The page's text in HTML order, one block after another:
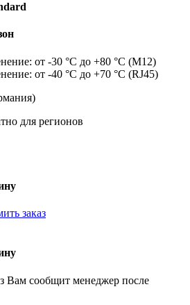
от -30 °C до +80 °C (M12)
от -40 °C до +70 °C (RJ45)
для регионов
заказ
Вам сообщит менеджер после